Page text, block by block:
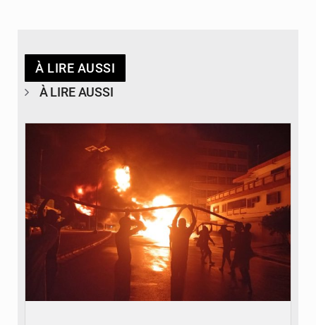
À LIRE AUSSI
À LIRE AUSSI